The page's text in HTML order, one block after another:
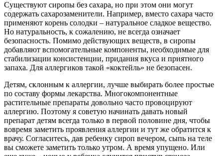
Существуют сиропы без сахара, но при этом они могут
содержать сахарозаменители. Например, вместо сахара часто
применяют корень солодки – натуральное сладкое вещество.
Но натуральность, к сожалению, не всегда означает
безопасность. Помимо действующих веществ, в сиропы
добавляют вспомогательные компоненты, необходимые для
стабилизации консистенции, придания вкуса и приятного
запаха. Для аллергиков такой «коктейль» не безопасен.
Детям, склонным к аллергии, лучше выбирать более простые
по составу формы лекарства. Многокомпонентные
растительные препараты довольно часто провоцируют
аллергию. Поэтому я советую начинать давать новый
препарат детям всегда только в первой половине дня, чтобы
вовремя заметить проявления аллергии и тут же обратится к
врачу. Согласитесь, дав ребенку сироп вечером, сыпь на теле
вы сможете заметить только утром. А время упущено. Или